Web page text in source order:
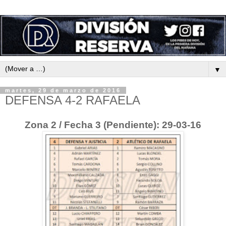
▼
martes, 29 de marzo de 2016
DEFENSA 4-2 RAFAELA
Zona 2 / Fecha 3 (Pendiente): 29-03-16